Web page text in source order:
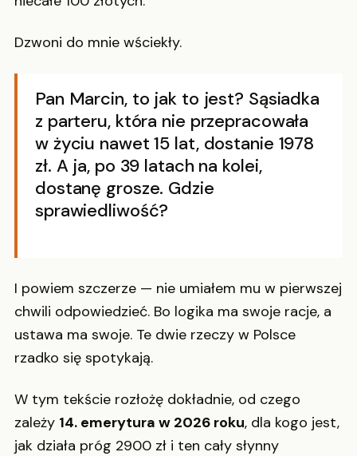
Dzwoni do mnie wściekły.
Pan Marcin, to jak to jest? Sąsiadka
z parteru, która nie przepracowała
w życiu nawet 15 lat, dostanie 1978
zł. A ja, po 39 latach na kolei,
dostanę grosze. Gdzie
sprawiedliwość?
I powiem szczerze — nie umiałem mu w pierwszej
chwili odpowiedzieć. Bo logika ma swoje racje, a
ustawa ma swoje. Te dwie rzeczy w Polsce
rzadko się spotykają.
W tym tekście rozłożę dokładnie, od czego
zależy 14. emerytura w 2026 roku, dla kogo jest,
jak działa próg 2900 zł i ten cały słynny